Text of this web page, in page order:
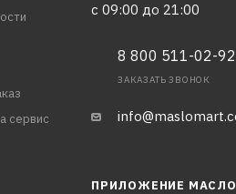
сервис
с 09:00 до 21:00
8 800 511-02-92
ЗАКАЗАТЬ ЗВОНОК
ПРИЛОЖЕНИЕ